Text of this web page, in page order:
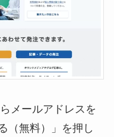
メールアドレスを
（無料）」を押し